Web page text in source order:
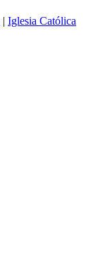
| Iglesia Católica